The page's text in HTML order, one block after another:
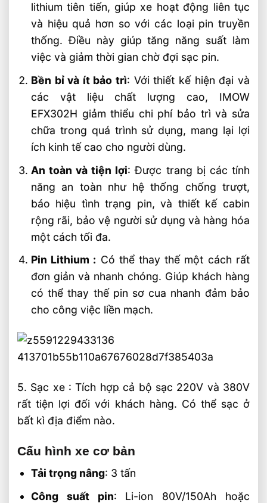
lithium tiên tiến, giúp xe hoạt động liên tục
và hiệu quả hơn so với các loại pin truyền
thống. Điều này giúp tăng năng suất làm
việc và giảm thời gian chờ đợi sạc pin.
Bền bỉ và ít bảo trì: Với thiết kế hiện đại và
các vật liệu chất lượng cao, IMOW
EFX302H giảm thiểu chi phí bảo trì và sửa
chữa trong quá trình sử dụng, mang lại lợi
ích kinh tế cao cho người dùng.
An toàn và tiện lợi: Được trang bị các tính
năng an toàn như hệ thống chống trượt,
báo hiệu tình trạng pin, và thiết kế cabin
rộng rãi, bảo vệ người sử dụng và hàng hóa
một cách tối đa.
Pin Lithium : Có thể thay thế một cách rất
đơn giản và nhanh chóng. Giúp khách hàng
có thể thay thế pin sơ cua nhanh đảm bảo
cho công việc liền mạch.
5. Sạc xe : Tích hợp cả bộ sạc 220V và 380V
rất tiện lợi đối với khách hàng. Có thể sạc ở
bất kì địa điểm nào.
Cấu hình xe cơ bản
Tải trọng nâng: 3 tấn
Công suất pin: Li-ion 80V/150Ah hoặc